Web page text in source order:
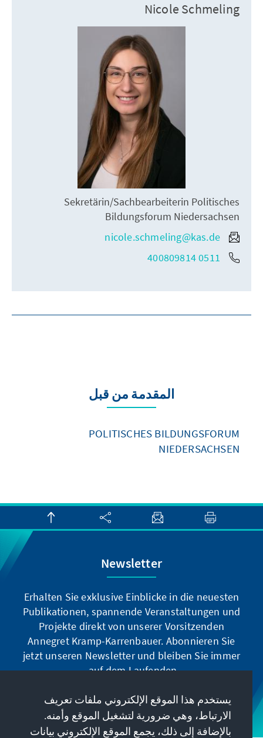
Nicole Schmeling
Sekretärin/Sachbearbeiterin Politisches
Bildungsforum Niedersachsen
nicole.schmeling@kas.de
0511 400809814
المقدمة من قبل
POLITISCHES BILDUNGSFORUM
NIEDERSACHSEN
Newsletter
Erhalten Sie exklusive Einblicke in die neuesten
Publikationen, spannende Veranstaltungen und
Projekte direkt von unserer Vorsitzenden
Annegret Kramp-Karrenbauer. Abonnieren Sie
jetzt unseren Newsletter und bleiben Sie immer
auf dem Laufenden.
Jetzt abonnieren
يستخدم هذا الموقع الإلكتروني ملفات تعريف
الارتباط، وهي ضرورية لتشغيل الموقع وأمنه.
بالإضافة إلى ذلك، يجمع الموقع الإلكتروني بيانات